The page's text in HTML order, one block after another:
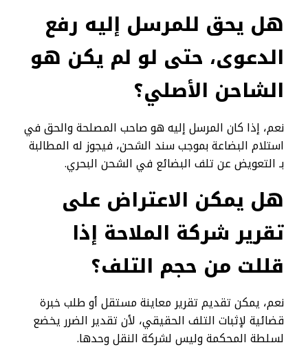
هل يحق للمرسل إليه رفع
الدعوى، حتى لو لم يكن هو
الشاحن الأصلي؟
نعم، إذا كان المرسل إليه هو صاحب المصلحة والحق في
استلام البضاعة بموجب سند الشحن، فيجوز له المطالبة
بـ التعويض عن تلف البضائع في الشحن البحري.
هل يمكن الاعتراض على
تقرير شركة الملاحة إذا
قللت من حجم التلف؟
نعم، يمكن تقديم تقرير معاينة مستقل أو طلب خبرة
قضائية لإثبات التلف الحقيقي، لأن تقدير الضرر يخضع
لسلطة المحكمة وليس لشركة النقل وحدها.